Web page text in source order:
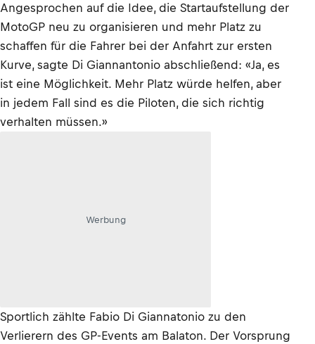
Angesprochen auf die Idee, die Startaufstellung der
MotoGP neu zu organisieren und mehr Platz zu
schaffen für die Fahrer bei der Anfahrt zur ersten
Kurve, sagte Di Giannantonio abschließend: «Ja, es
ist eine Möglichkeit. Mehr Platz würde helfen, aber
in jedem Fall sind es die Piloten, die sich richtig
verhalten müssen.»
Werbung
Sportlich zählte Fabio Di Giannatonio zu den
Verlierern des GP-Events am Balaton. Der Vorsprung